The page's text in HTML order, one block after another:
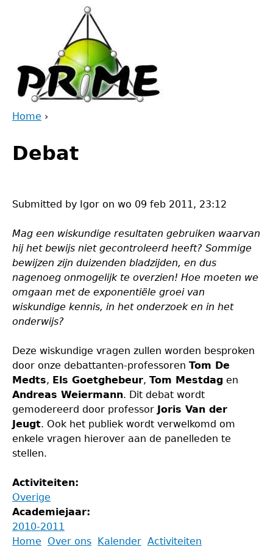
are
Home ›
to
top
Debat
Submitted by Igor on wo 09 feb 2011, 23:12
Mag een wiskundige resultaten gebruiken waarvan
hij het bewijs niet gecontroleerd heeft? Sommige
bewijzen zijn duizenden bladzijden, en dus
nagenoeg onmogelijk te overzien! Hoe moeten we
omgaan met de exponentiële groei van
wiskundige kennis, in het onderzoek en in het
onderwijs?
Deze wiskundige vragen zullen worden besproken
door onze debattanten-professoren Tom De
Medts, Els Goetghebeur, Tom Mestdag en
Andreas Weiermann. Dit debat wordt
gemodereerd door professor Joris Van der
Jeugt. Ook het publiek wordt verwelkomd om
enkele vragen hierover aan de panelleden te
stellen.
Activiteiten:
Overige
Academiejaar:
2010-2011
Back
Home Over ons Kalender Activiteiten